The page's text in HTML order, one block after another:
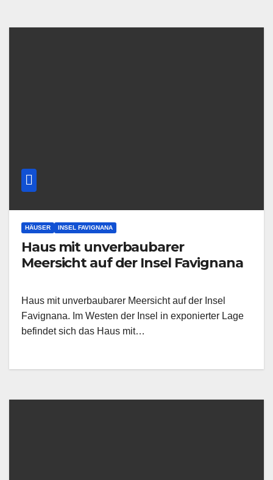
HÄUSER INSEL FAVIGNANA
Haus mit unverbaubarer
Meersicht auf der Insel Favignana
Haus mit unverbaubarer Meersicht auf der Insel
Favignana. Im Westen der Insel in exponierter Lage
befindet sich das Haus mit…